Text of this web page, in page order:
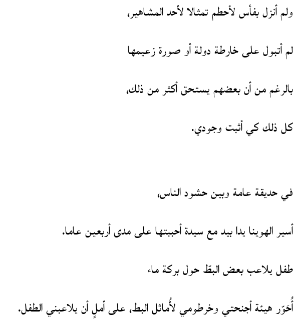
ولم أنزل بفأس لأحطم تمثالا لأحد المشاهير،
لم أتبول على خارطة دولة أو صورة زعيمها
بالرغم من أن بعضهم يستحق أكثر من ذلك،
كل ذلك كي أثبت وجودي.
في حديقة عامة وبين حشود الناس،
أسير الهوينا يدا بيد مع سيدة أحببتها على مدى أربعين عاما.
طفل يلاعب بعض البطّ حول بركة ماء
أُحَوّر هيئة أجنحتي وخرطومي لأُماثل البط، على أملٍ أن يلاعبني الطفل.